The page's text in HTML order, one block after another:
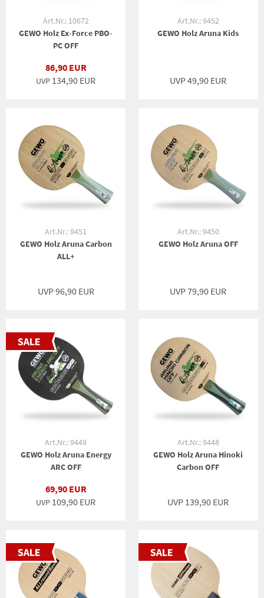
Art.Nr.: 10672
GEWO Holz Ex-Force PBO-
PC OFF
86,90 EUR
UVP 134,90 EUR
Art.Nr.: 9452
GEWO Holz Aruna Kids
UVP 49,90 EUR
Art.Nr.: 9451
GEWO Holz Aruna Carbon
ALL+
UVP 96,90 EUR
Art.Nr.: 9450
GEWO Holz Aruna OFF
UVP 79,90 EUR
Art.Nr.: 9449
GEWO Holz Aruna Energy
ARC OFF
69,90 EUR
UVP 109,90 EUR
Art.Nr.: 9448
GEWO Holz Aruna Hinoki
Carbon OFF
UVP 139,90 EUR